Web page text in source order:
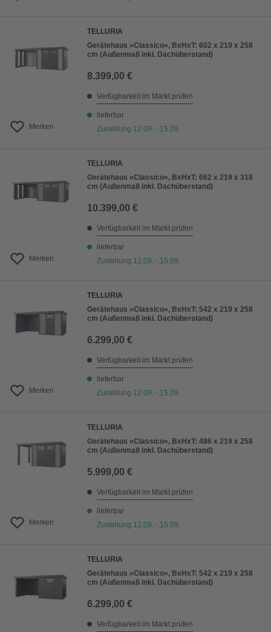
Merken
TELLURIA
Gerätehaus »Classico«, BxHxT: 602 x 219 x 258
cm (Außenmaß inkl. Dachüberstand)
8.399,00 €
Verfügbarkeit im Markt prüfen
lieferbar
Zustellung 12.09. - 15.09.
Merken
TELLURIA
Gerätehaus »Classico«, BxHxT: 662 x 219 x 318
cm (Außenmaß inkl. Dachüberstand)
10.399,00 €
Verfügbarkeit im Markt prüfen
lieferbar
Zustellung 12.09. - 15.09.
Merken
TELLURIA
Gerätehaus »Classico«, BxHxT: 542 x 219 x 258
cm (Außenmaß inkl. Dachüberstand)
6.299,00 €
Verfügbarkeit im Markt prüfen
lieferbar
Zustellung 12.09. - 15.09.
Merken
TELLURIA
Gerätehaus »Classico«, BxHxT: 486 x 219 x 258
cm (Außenmaß inkl. Dachüberstand)
5.999,00 €
Verfügbarkeit im Markt prüfen
lieferbar
Zustellung 12.09. - 15.09.
TELLURIA
Gerätehaus »Classico«, BxHxT: 542 x 219 x 258
cm (Außenmaß inkl. Dachüberstand)
6.299,00 €
Verfügbarkeit im Markt prüfen